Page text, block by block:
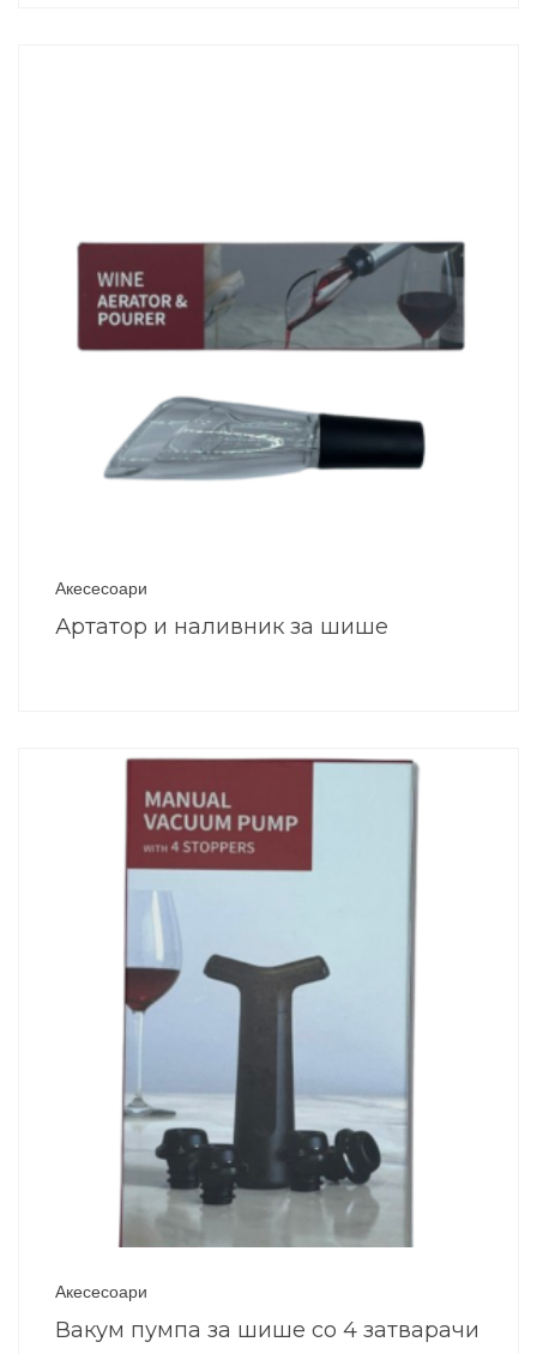
Акесесоари
Артатор и наливник за шише
Акесесоари
Вакум пумпа за шише со 4 затварачи